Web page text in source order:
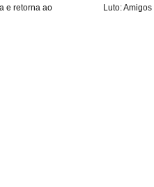
Luto:
e retorna ao